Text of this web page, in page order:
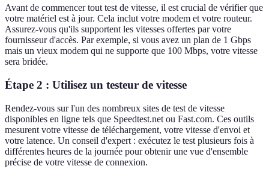
Avant de commencer tout test de vitesse, il est crucial de vérifier que
votre matériel est à jour. Cela inclut votre modem et votre routeur.
Assurez-vous qu'ils supportent les vitesses offertes par votre
fournisseur d'accès. Par exemple, si vous avez un plan de 1 Gbps
mais un vieux modem qui ne supporte que 100 Mbps, votre vitesse
sera bridée.
Étape 2 : Utilisez un testeur de vitesse
Rendez-vous sur l'un des nombreux sites de test de vitesse
disponibles en ligne tels que Speedtest.net ou Fast.com. Ces outils
mesurent votre vitesse de téléchargement, votre vitesse d'envoi et
votre latence. Un conseil d'expert : exécutez le test plusieurs fois à
différentes heures de la journée pour obtenir une vue d'ensemble
précise de votre vitesse de connexion.